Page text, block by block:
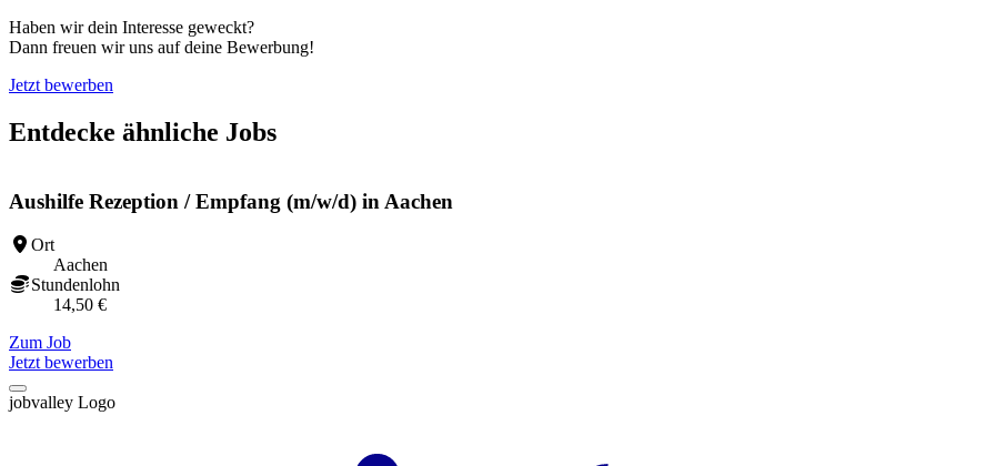
Haben wir dein Interesse geweckt?
Dann freuen wir uns auf deine Bewerbung!
Jetzt bewerben
Entdecke ähnliche Jobs
Aushilfe Rezeption / Empfang (m/w/d) in Aachen
Ort
Aachen
Stundenlohn
14,50 €
Zum Job
Jetzt bewerben
jobvalley Logo